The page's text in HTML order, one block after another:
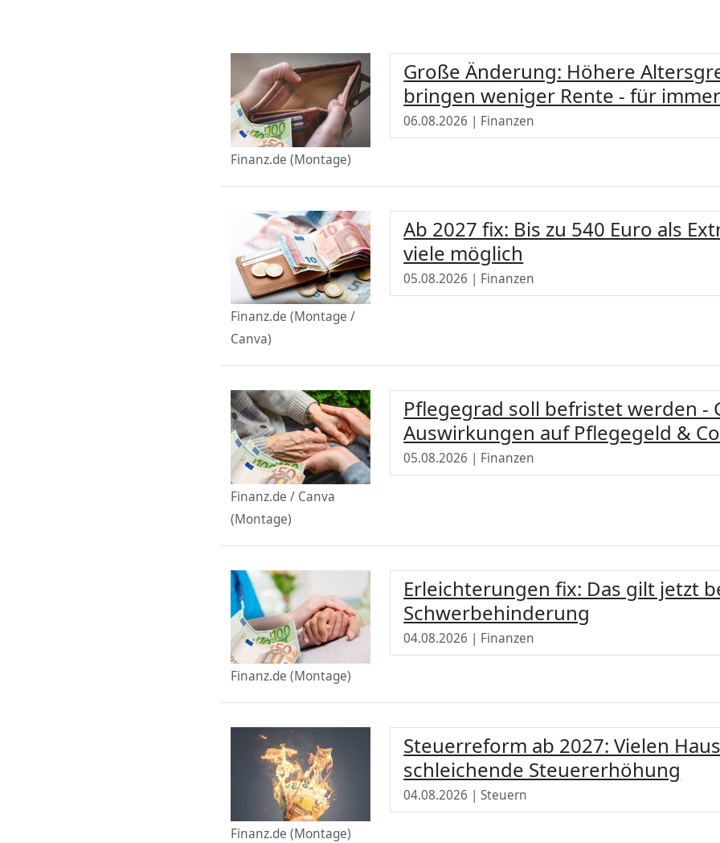
Finanz.de (Montage)
Große Änderung: Höhere
bringen weniger Rente - für immer
06.08.2026 | Finanzen
Finanz.de (Montage /
Canva)
Ab 2027 fix: Bis zu 540 Euro als
viele möglich
05.08.2026 | Finanzen
Finanz.de / Canva
(Montage)
Pflegegrad soll befristet werden -
Auswirkungen auf Pflegegeld &
05.08.2026 | Finanzen
Finanz.de (Montage)
Erleichterungen fix: Das gilt jetzt
Schwerbehinderung
04.08.2026 | Finanzen
Finanz.de (Montage)
Steuerreform ab 2027: Vielen
schleichende Steuererhöhung
04.08.2026 | Steuern